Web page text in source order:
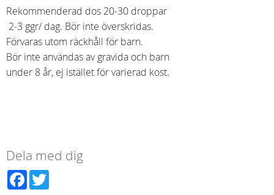
Rekommenderad dos 20-30 droppar
2-3 ggr/ dag. Bör inte överskridas.
Förvaras utom räckhåll för barn.
Bör inte användas av gravida och barn
under 8 år, ej istället för varierad kost.
Dela med dig
Facebook